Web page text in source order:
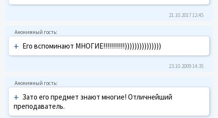
21.10.2017 12:45
+ Его вспоминают МНОГИЕ!!!!!!!!!!!)))))))))))))))
23.10.2009 14:35
+ Зато его предмет знают многие! Отличнейший
преподаватель.